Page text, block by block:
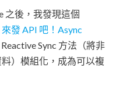
之後，我發現這個
發 API 吧！Async
Sync 方法（將非
）模組化，成為可以複